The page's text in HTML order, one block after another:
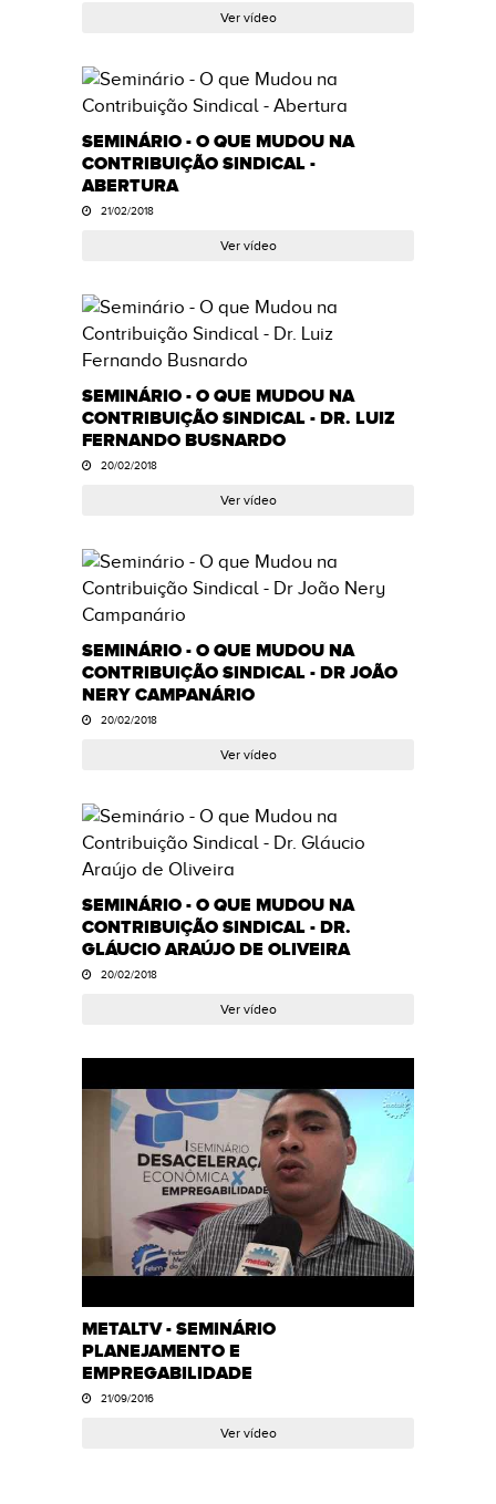
Ver vídeo
SEMINÁRIO - O QUE MUDOU NA
CONTRIBUIÇÃO SINDICAL -
ABERTURA
21/02/2018
Ver vídeo
SEMINÁRIO - O QUE MUDOU NA
CONTRIBUIÇÃO SINDICAL - DR. LUIZ
FERNANDO BUSNARDO
20/02/2018
Ver vídeo
SEMINÁRIO - O QUE MUDOU NA
CONTRIBUIÇÃO SINDICAL - DR JOÃO
NERY CAMPANÁRIO
20/02/2018
Ver vídeo
SEMINÁRIO - O QUE MUDOU NA
CONTRIBUIÇÃO SINDICAL - DR.
GLÁUCIO ARAÚJO DE OLIVEIRA
20/02/2018
Ver vídeo
METALTV - SEMINÁRIO
PLANEJAMENTO E
EMPREGABILIDADE
21/09/2016
Ver vídeo